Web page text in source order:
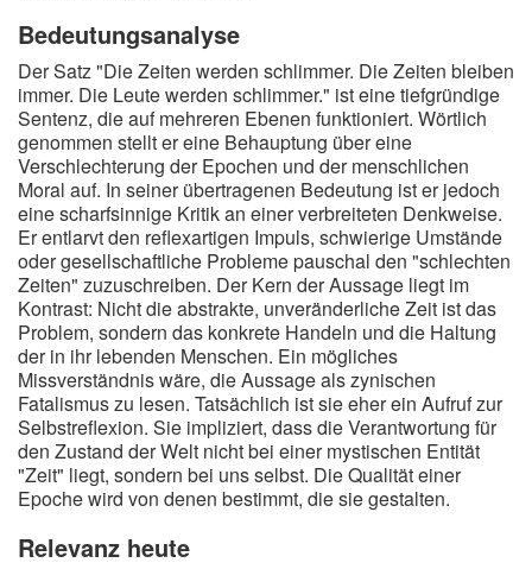
Bedeutungsanalyse
Der Satz "Die Zeiten werden schlimmer. Die Zeiten bleiben
immer. Die Leute werden schlimmer." ist eine tiefgründige
Sentenz, die auf mehreren Ebenen funktioniert. Wörtlich
genommen stellt er eine Behauptung über eine
Verschlechterung der Epochen und der menschlichen
Moral auf. In seiner übertragenen Bedeutung ist er jedoch
eine scharfsinnige Kritik an einer verbreiteten Denkweise.
Er entlarvt den reflexartigen Impuls, schwierige Umstände
oder gesellschaftliche Probleme pauschal den "schlechten
Zeiten" zuzuschreiben. Der Kern der Aussage liegt im
Kontrast: Nicht die abstrakte, unveränderliche Zeit ist das
Problem, sondern das konkrete Handeln und die Haltung
der in ihr lebenden Menschen. Ein mögliches
Missverständnis wäre, die Aussage als zynischen
Fatalismus zu lesen. Tatsächlich ist sie eher ein Aufruf zur
Selbstreflexion. Sie impliziert, dass die Verantwortung für
den Zustand der Welt nicht bei einer mystischen Entität
"Zeit" liegt, sondern bei uns selbst. Die Qualität einer
Epoche wird von denen bestimmt, die sie gestalten.
Relevanz heute